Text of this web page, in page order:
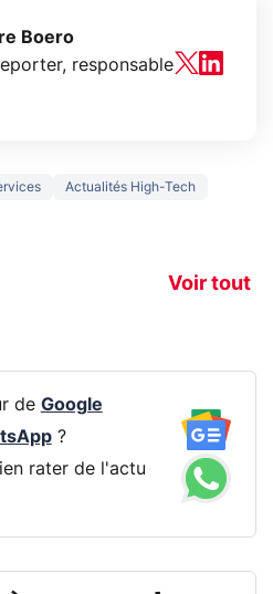
Boero
responsable
Actualités High-Tech
Voir tout
!
navigation
de Google
?
rater de l'actu